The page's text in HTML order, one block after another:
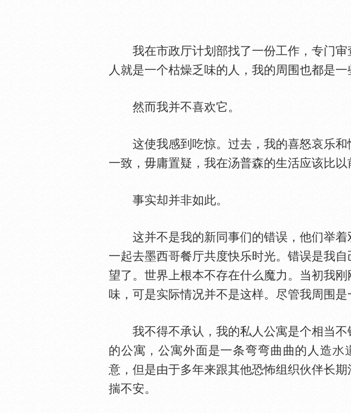
我在市政厅计划部找了一份工作，专门审
人就是一个枯燥乏味的人，我的周围也都是
然而我并不喜欢它。
这使我感到吃惊。过去，我的喜怒哀乐和
一致，毋庸置疑，我在汤普森的生活应该比
事实却并非如此。
这并不是我的新同事们的错误，他们举着
一起去墨西哥餐厅共度快乐时光。错误是我
望了。世界上根本不存在什么魔力。当初我
味，可是实际情况并不是这样。尽管我周围
我不得不承认，我的私人公寓是个相当不
的公寓，公寓外面是一条弯弯曲曲的人造
意，但是由于多年来跟其他恐怖组织伙伴长
揣不安。